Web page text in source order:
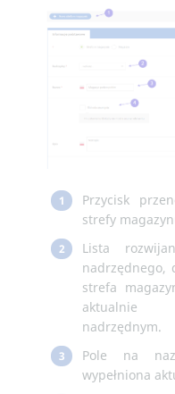
1
Przycisk
strefy
2
Lista
nadrzędnego,
strefa
aktualnie
nadrzędnym.
3
Pole na
wypełniona